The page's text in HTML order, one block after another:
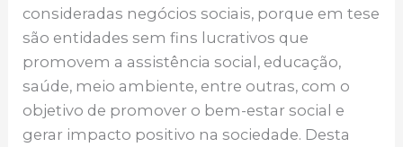
consideradas negócios sociais, porque em tese
são entidades sem fins lucrativos que
promovem a assistência social, educação,
saúde, meio ambiente, entre outras, com o
objetivo de promover o bem-estar social e
gerar impacto positivo na sociedade. Desta